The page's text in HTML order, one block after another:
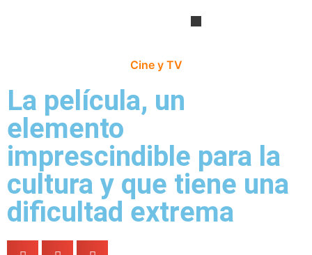
Cine y TV
La película, un
elemento
imprescindible para la
cultura y que tiene una
dificultad extrema